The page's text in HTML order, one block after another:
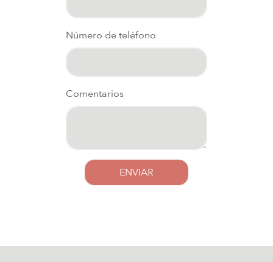
Número de teléfono
Comentarios
ENVIAR